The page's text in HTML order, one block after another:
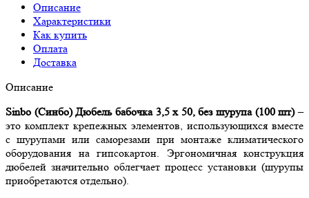
Описание
Характеристики
Как купить
Оплата
Доставка
Описание
Sinbo (Синбо) Дюбель бабочка 3,5 х 50, без шурупа (100 шт)–
это комплект крепежных элементов, использующихся вместе
с шурупами или саморезами при монтаже климатического
оборудования на гипсокартон. Эргономичная конструкция
дюбелей значительно облегчает процесс установки (шурупы
приобретаются отдельно).